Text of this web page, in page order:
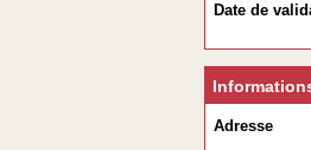
Date de
Adresse